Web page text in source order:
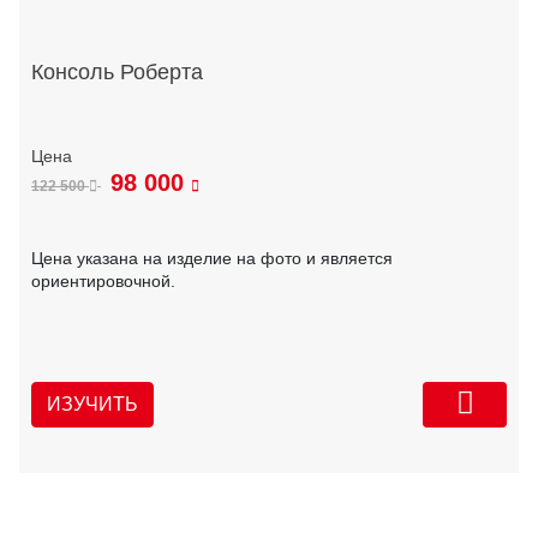
Консоль Роберта
122 500 98 000
Цена указана на изделие на фото и является
ориентировочной.
ИЗУЧИТЬ